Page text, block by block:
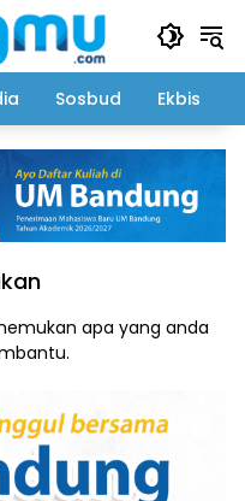
Sosbud Ekbis
apa yang anda